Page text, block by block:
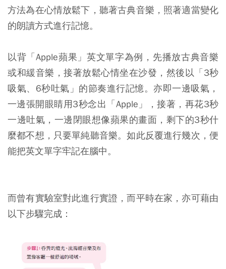
方法為在心情放鬆下，聽著古典音樂，照著適當變化
的朗讀方式進行記憶。
以背「Apple蘋果」英文單字為例，先播放古典音樂
或和緩音樂，接著放鬆心情坐在沙發，然後以「3秒
吸氣、6秒吐氣」的節奏進行記憶。亦即一邊吸氣，
一邊張開眼睛用3秒念出「Apple」，接著，再花3秒
一邊吐氣，一邊閉眼想像蘋果的畫面，剩下的3秒什
麼都不想，只要單純聽音樂。如此反覆進行幾次，便
能把英文單字牢記在腦中。
而曾有實驗室對此進行實證，而平時在家，亦可藉由
以下步驟完成：